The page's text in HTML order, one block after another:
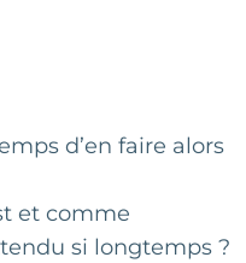
d’en faire alors
et comme
si longtemps ?